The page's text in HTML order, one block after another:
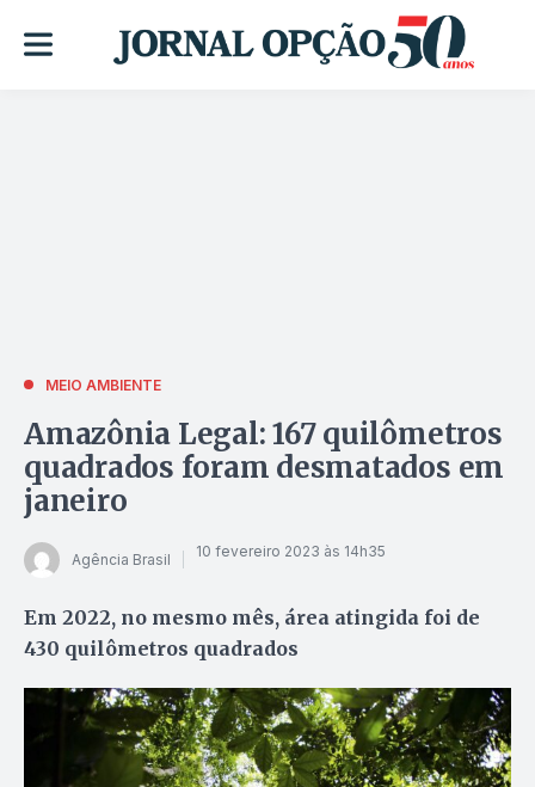
MEIO AMBIENTE
Amazônia Legal: 167 quilômetros
quadrados foram desmatados em
janeiro
Agência Brasil 10 fevereiro 2023 às 14h35
Em 2022, no mesmo mês, área atingida foi de
430 quilômetros quadrados